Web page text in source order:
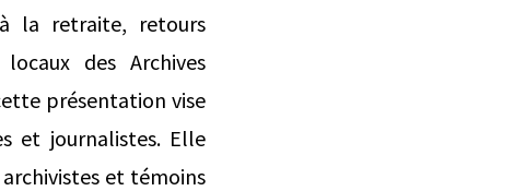
la retraite, retours
des Archives
présentation vise
et journalistes. Elle
et témoins